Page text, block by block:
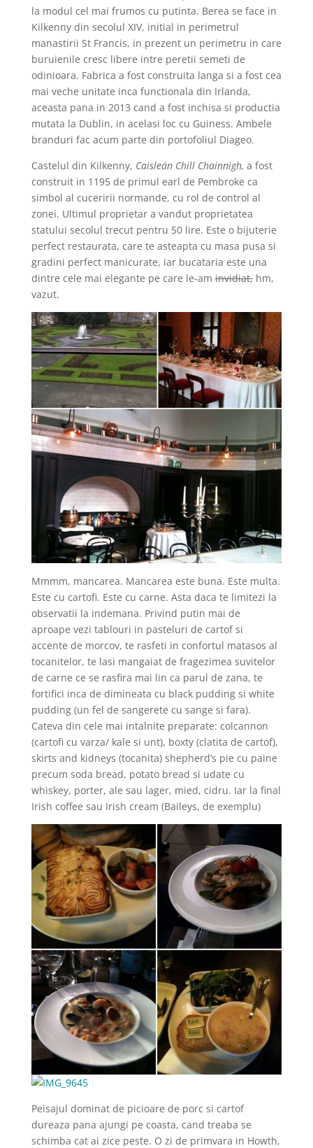
la modul cel mai frumos cu putinta. Berea se face in
Kilkenny din secolul XIV, initial in perimetrul
manastirii St Francis, in prezent un perimetru in care
buruienile cresc libere intre peretii semeti de
odinioara. Fabrica a fost construita langa si a fost cea
mai veche unitate inca functionala din Irlanda,
aceasta pana in 2013 cand a fost inchisa si productia
mutata la Dublin, in acelasi loc cu Guiness. Ambele
branduri fac acum parte din portofoliul Diageo.
Castelul din Kilkenny, Caisleán Chill Chainnigh, a fost
construit in 1195 de primul earl de Pembroke ca
simbol al cuceririi normande, cu rol de control al
zonei. Ultimul proprietar a vandut proprietatea
statului secolul trecut pentru 50 lire. Este o bijuterie
perfect restaurata, care te asteapta cu masa pusa si
gradini perfect manicurate, iar bucataria este una
dintre cele mai elegante pe care le-aminvidiat,hm,
vazut.
Mmmm, mancarea. Mancarea este buna. Este multa.
Este cu cartofi. Este cu carne. Asta daca te limitezi la
observatii la indemana. Privind putin mai de
aproape vezi tablouri in pasteluri de cartof si
accente de morcov, te rasfeti in confortul matasos al
tocanitelor, te lasi mangaiat de fragezimea suvitelor
de carne ce se rasfira mai lin ca parul de zana, te
fortifici inca de dimineata cu black pudding si white
pudding (un fel de sangerete cu sange si fara).
Cateva din cele mai intalnite preparate: colcannon
(cartofi cu varza/ kale si unt), boxty (clatita de cartof),
skirts and kidneys (tocanita) shepherd’s pie cu paine
precum soda bread, potato bread si udate cu
whiskey, porter, ale sau lager, mied, cidru. Iar la final
Irish coffee sau Irish cream (Baileys, de exemplu)
Peisajul dominat de picioare de porc si cartof
dureaza pana ajungi pe coasta, cand treaba se
schimba cat ai zice peste. O zi de primvara in Howth,